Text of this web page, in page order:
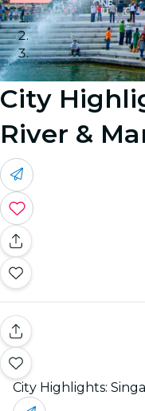
City
River &
City Highlights: